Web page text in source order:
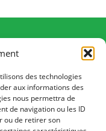
des technologies
aux informations des
nous permettra de
de navigation ou les ID
ou de retirer son
Aussi pour en
résultats.